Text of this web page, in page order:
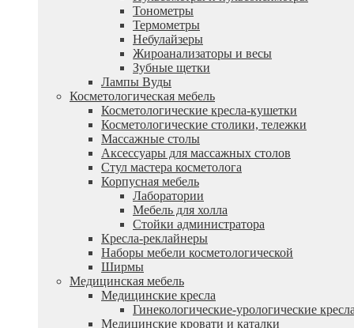
Тонометры
Термометры
Небулайзеры
Жироанализаторы и весы
Зубные щетки
Лампы Вуды
Косметологическая мебель
Косметологические кресла-кушетки
Косметологические столики, тележки
Массажные столы
Аксессуары для массажных столов
Стул мастера косметолога
Корпусная мебель
Лаборатории
Мебель для холла
Стойки администратора
Кресла-реклайнеры
Наборы мебели косметологической
Ширмы
Медицинская мебель
Медицинские кресла
Гинекологические-урологические
Медицинские кровати и каталки